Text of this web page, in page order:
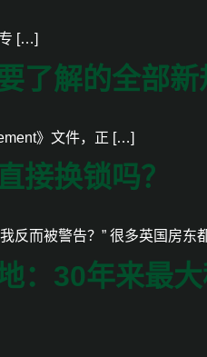
[…]
了解的全部新
》文件，正 […]
接换锁吗？
反而被警告？” 很多英国房
：30年来最